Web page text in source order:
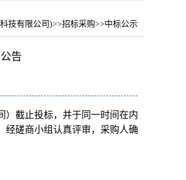
技有限公司)>>招标采购>>中标公示
告
）截止投标，并于同一时间在内
经磋商小组认真评审，采购人确